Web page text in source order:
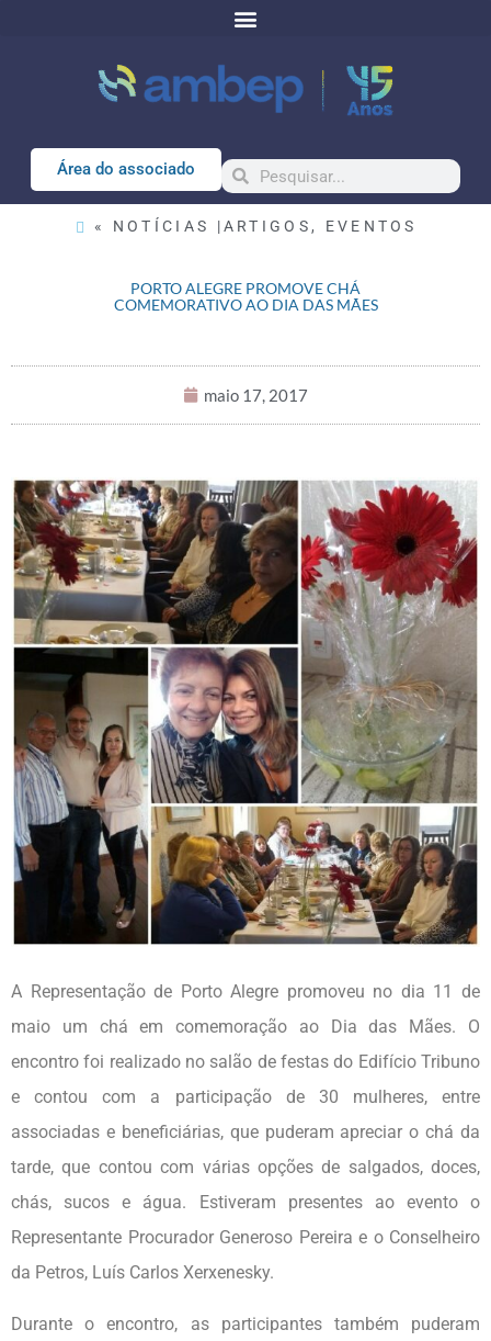
Área do associado
« NOTÍCIAS |ARTIGOS , EVENTOS
PORTO ALEGRE PROMOVE CHÁ
COMEMORATIVO AO DIA DAS MÃES
maio 17, 2017
A Representação de Porto Alegre promoveu no dia 11 de
maio um chá em comemoração ao Dia das Mães. O
encontro foi realizado no salão de festas do Edifício Tribuno
e contou com a participação de 30 mulheres, entre
associadas e beneficiárias, que puderam apreciar o chá da
tarde, que contou com várias opções de salgados, doces,
chás, sucos e água. Estiveram presentes ao evento o
Representante Procurador Generoso Pereira e o Conselheiro
da Petros, Luís Carlos Xerxenesky.
Durante o encontro, as participantes também puderam